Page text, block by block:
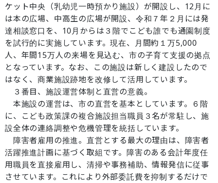
ケット中央（乳幼児一時預かり施設）が開設し、12月に
は本の広場、中高生の広場が開設、令和７年２月には発
達相談窓口を、10月からは３階でこども誰でも通園制度
を試行的に実施しています。現在、月間約１万5,000
人、年間15万人の来場を見込む、市の子育て支援の拠点
となっています。なお、この施設は新しく建設したので
はなく、商業施設跡地を改修して活用しています。
３番目、施設運営体制と直営の意義。
本施設の運営は、市の直営を基本としています。６階
に、こども政策課の複合施設担当職員３名が常駐し、施
設全体の連絡調整や危機管理を統括しています。
障害者雇用の推進。直営とする最大の理由は、障害者
活躍推進計画に基づく取組です。障害のある会計年度任
用職員を直接雇用し、清掃や事務補助、情報発信に従事
させています。これにより外部委託費を抑制するだけで